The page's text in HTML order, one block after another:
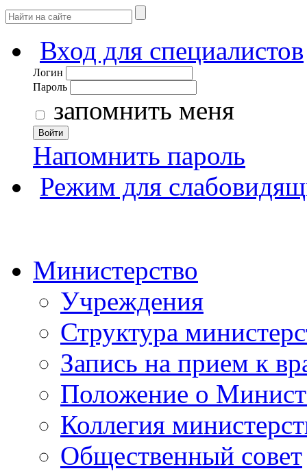
Вход для специалистов
Логин
Пароль
запомнить меня
Войти
Напомнить пароль
Режим для
Министерство
Учреждения
Структура
Запись на прием к
Положение о
Коллегия
Общественный совет